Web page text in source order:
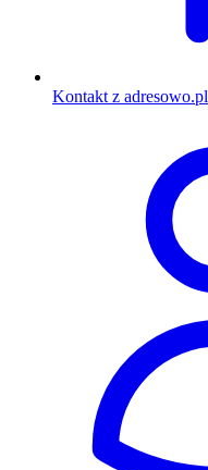
Kontakt z adresowo.pl